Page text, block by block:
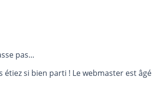
pas...
si bien parti ! Le webmaster est